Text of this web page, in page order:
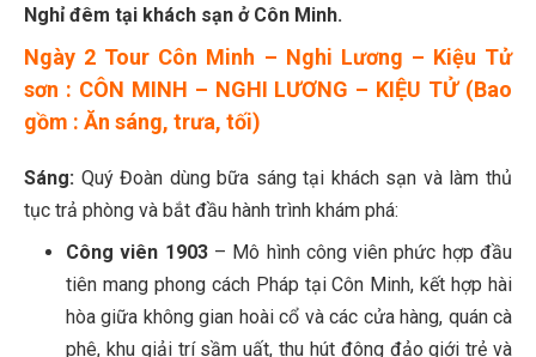
Nghỉ đêm tại khách sạn ở Côn Minh.
Ngày 2 Tour Côn Minh – Nghi Lương – Kiệu Tử
sơn : CÔN MINH – NGHI LƯƠNG – KIỆU TỬ (Bao
gồm : Ăn sáng, trưa, tối)
Sáng: Quý Đoàn dùng bữa sáng tại khách sạn và làm thủ
tục trả phòng và bắt đầu hành trình khám phá:
Công viên 1903 – Mô hình công viên phức hợp đầu
tiên mang phong cách Pháp tại Côn Minh, kết hợp hài
hòa giữa không gian hoài cổ và các cửa hàng, quán cà
phê, khu giải trí sầm uất, thu hút đông đảo giới trẻ và